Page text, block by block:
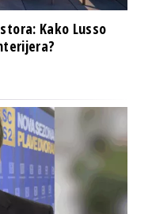
Kako Lusso